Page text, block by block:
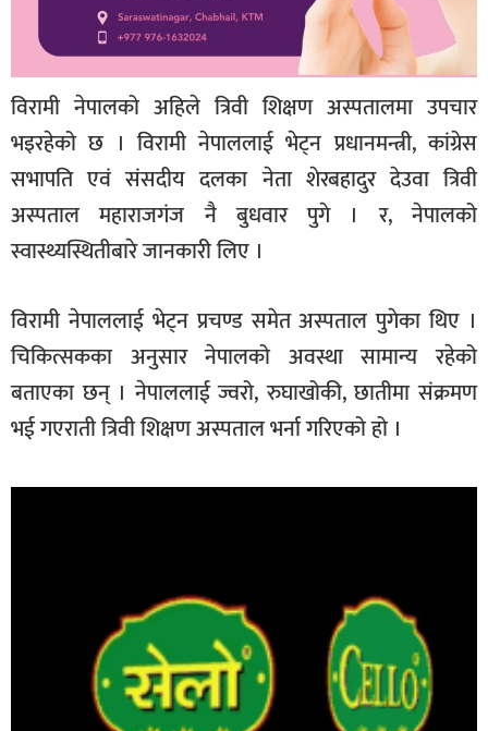
विरामी नेपालको अहिले त्रिवी शिक्षण अस्पतालमा उपचार
भइरहेको छ । विरामी नेपाललाई भेट्न प्रधानमन्त्री, कांग्रेस
सभापति एवं संसदीय दलका नेता शेरबहादुर देउवा त्रिवी
अस्पताल महाराजगंज नै बुधवार पुगे । र, नेपालको
स्वास्थ्यस्थितीबारे जानकारी लिए ।
विरामी नेपाललाई भेट्न प्रचण्ड समेत अस्पताल पुगेका थिए ।
चिकित्सकका अनुसार नेपालको अवस्था सामान्य रहेको
बताएका छन् । नेपाललाई ज्वरो, रुघाखोकी, छातीमा संक्रमण
भई गएराती त्रिवी शिक्षण अस्पताल भर्ना गरिएको हो ।